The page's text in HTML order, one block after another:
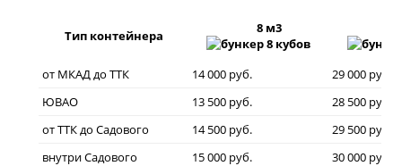
Тип контейнера 8 м3
от МКАД до ТТК 14 000 руб.
29 000 руб.
ЮВАО
13 500 руб.
28 500 руб.
от ТТК до Садового
14 500 руб.
29 500 руб.
внутри Садового
15 000 руб. 30 000 руб.